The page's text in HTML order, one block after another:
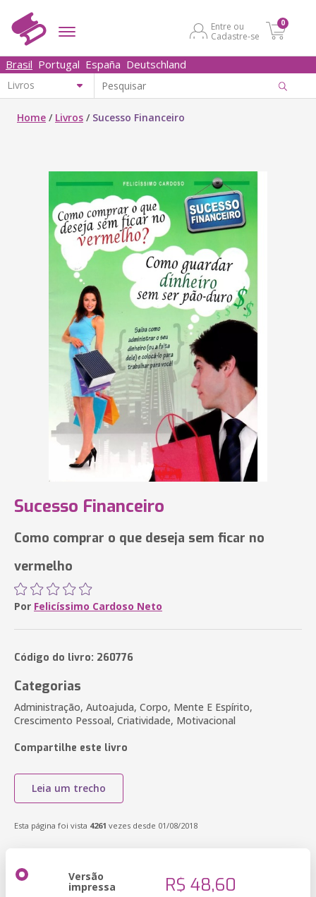
Entre ou
Cadastre-se
0
Brasil Portugal España Deutschland
Home / Livros / Sucesso Financeiro
Sucesso Financeiro
Como comprar o que deseja sem ficar no
vermelho
Por Felicíssimo Cardoso Neto
Código do livro: 260776
Categorias
Administração, Autoajuda, Corpo, Mente E Espírito,
Crescimento Pessoal, Criatividade, Motivacional
Compartilhe este livro
Leia um trecho
Esta página foi vista 4261 vezes desde 01/08/2018
Versão
impressa R$ 48,60